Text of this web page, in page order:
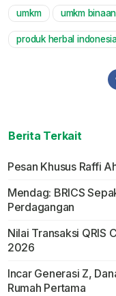
umkm umkm
produk herbal
Berita Terkait
Pesan Khusus Raffi
Mendag: BRICS
Perdagangan
Nilai Transaksi QRIS
2026
Incar Generasi Z,
Rumah Pertama